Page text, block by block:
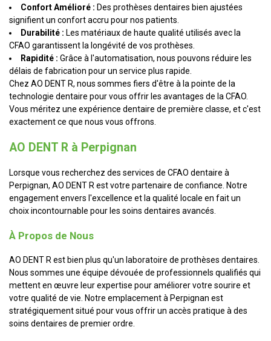
Confort Amélioré : Des prothèses dentaires bien ajustées
signifient un confort accru pour nos patients.
Durabilité : Les matériaux de haute qualité utilisés avec la
CFAO garantissent la longévité de vos prothèses.
Rapidité : Grâce à l'automatisation, nous pouvons réduire les
délais de fabrication pour un service plus rapide.
Chez AO DENT R, nous sommes fiers d'être à la pointe de la
technologie dentaire pour vous offrir les avantages de la CFAO.
Vous méritez une expérience dentaire de première classe, et c'est
exactement ce que nous vous offrons.
AO DENT R à Perpignan
Lorsque vous recherchez des services de CFAO dentaire à
Perpignan, AO DENT R est votre partenaire de confiance. Notre
engagement envers l'excellence et la qualité locale en fait un
choix incontournable pour les soins dentaires avancés.
À Propos de Nous
AO DENT R est bien plus qu'un laboratoire de prothèses dentaires.
Nous sommes une équipe dévouée de professionnels qualifiés qui
mettent en œuvre leur expertise pour améliorer votre sourire et
votre qualité de vie. Notre emplacement à Perpignan est
stratégiquement situé pour vous offrir un accès pratique à des
soins dentaires de premier ordre.